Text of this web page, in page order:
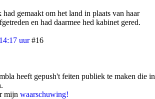
gemaakt om het land in plaats van haar
en had daarmee hed kabinet gered.
uur #16
heeft gepush't feiten publiek te maken die in
mijn waarschuwing!